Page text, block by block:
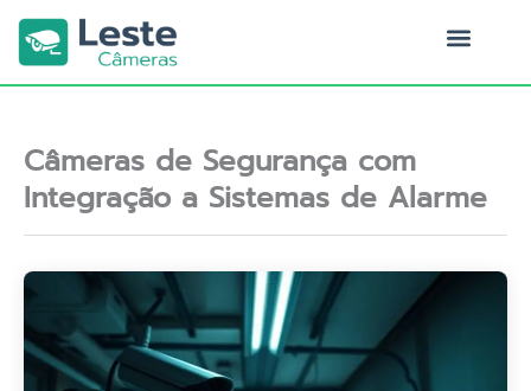
para
conteúdo
Câmeras de Segurança com
Integração a Sistemas de Alarme